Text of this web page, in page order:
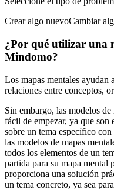
Crear algo nuevoCambiar
¿Por qué utilizar una
Mindomo?
Los mapas mentales ayudan
relaciones entre conceptos,
Sin embargo, las modelos
fácil de empezar, ya que son
sobre un tema específico
las modelos de mapas
todos los elementos de un
partida para su mapa mental
proporciona una solución
un tema concreto, ya sea